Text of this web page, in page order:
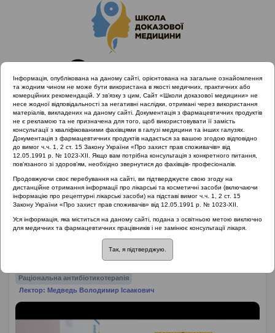
Головна
Проведені заходи
AB Resistance. Конференція для лікарів первинної ланки.
AB Resistance. Конференція для
лікарів первинної ланки.
Рубрика:
Раціональна антибіотикотерапія
Лектор: Медведь Володимир Ісаакович
Інформація, опублікована на даному сайті, орієнтована на загальне ознайомлення
та жодним чином не може бути використана в якості медичних, практичних або
комерційних рекомендацій. У зв’язку з цим, Сайт «Школи доказової медицини» не
несе жодної відповідальності за негативні наслідки, отримані через використання
матеріалів, викладених на даному сайті. Документація з фармацевтичних продуктів
не є рекламою та не призначена для того, щоб використовувати її замість
консультації з кваліфікованими фахівцями в галузі медицини та інших галузях.
Документація з фармацевтичних продуктів надається за вашою згодою відповідно
до вимог ч.ч. 1, 2 ст. 15 Закону України «Про захист прав споживачів» від
12.05.1991 р. № 1023-XII. Якщо вам потрібна консультація з конкретного питання,
пов’язаного зі здоров’ям, необхідно звернутися до фахівців- професіоналів.
Продовжуючи своє перебування на сайті, ви підтверджуєте свою згоду на
дистанційне отримання інформації про лікарські та косметичні засоби (включаючи
інформацію про рецептурні лікарські засоби) на підставі вимог ч.ч. 1, 2 ст. 15
Закону України «Про захист прав споживачів» від 12.05.1991 р. № 1023-XII.
Уся інформація, яка міститься на даному сайті, подана з освітньою метою виключно
для медичних та фармацевтичних працівників і не замінює консультації лікаря.
Так, я підтверджую.